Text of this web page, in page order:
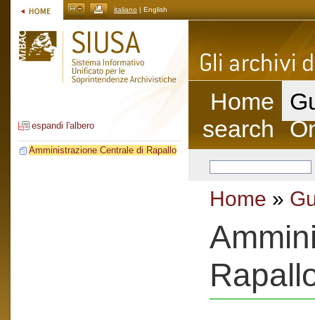
italiano | English
espandi l'albero
Amministrazione Centrale di Rapallo
Home
search
Home »